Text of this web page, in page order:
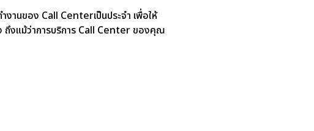
านของ Call Centerเป็นประจำ เพื่อให้
ง ถึงแม้ว่าการบริการ Call Center ของคุณ